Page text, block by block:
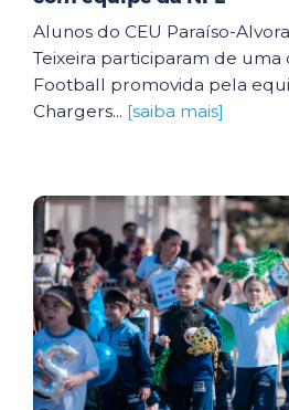
Alunos do CEU Paraíso-
Teixeira participaram de uma
Football promovida pela
Chargers... [saiba mais]